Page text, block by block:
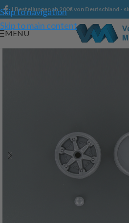
Skip to navigation
Skip to main content
| Bestellungen ab 200€ von Deutschland -
MENU